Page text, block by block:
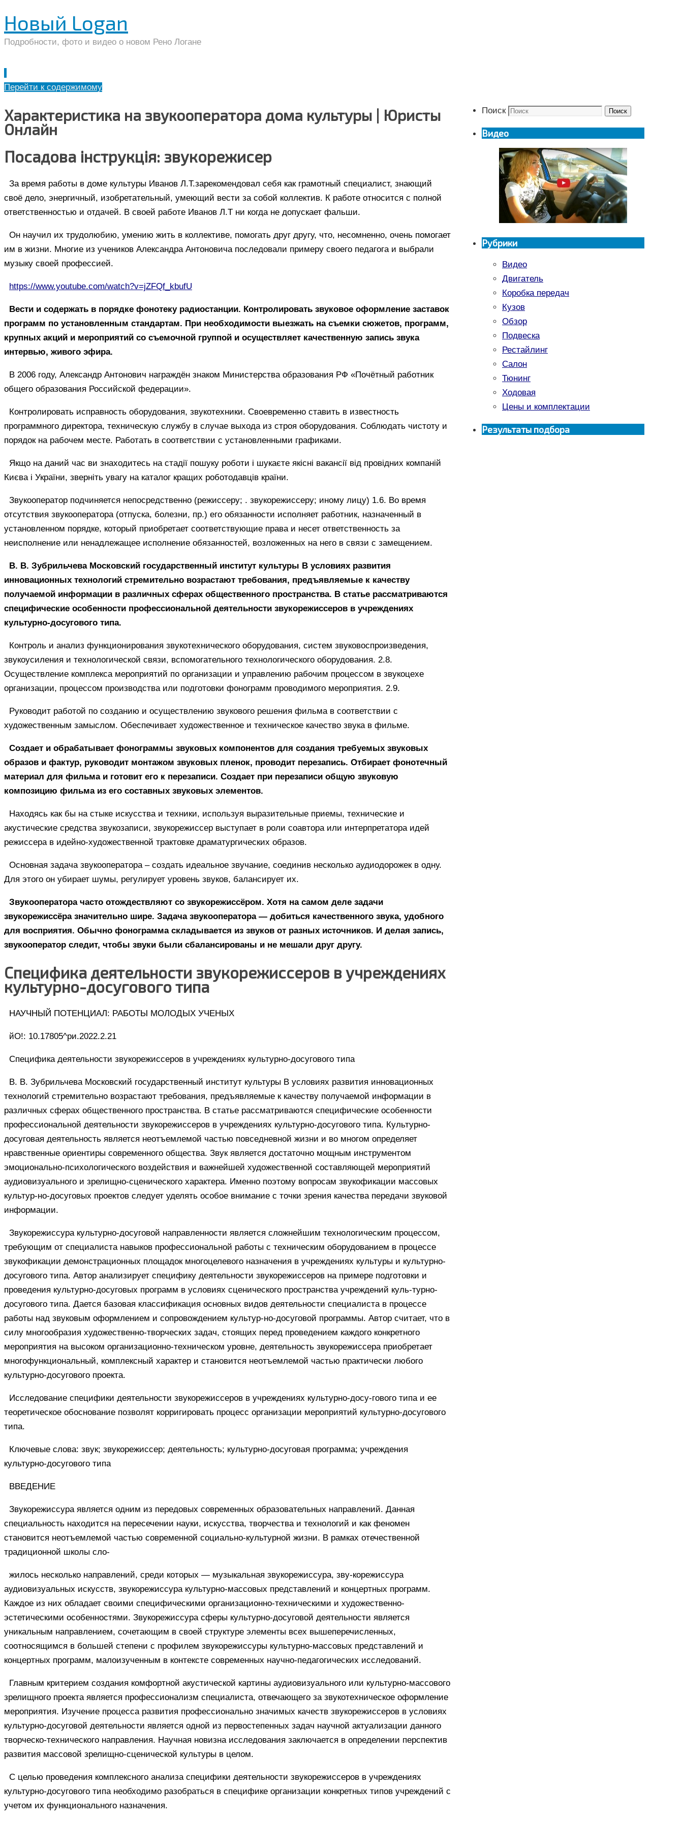
Новый Logan
Подробности, фото и видео о новом Рено Логане
Перейти к содержимому
Характеристика на звукооператора дома культуры | Юристы
Онлайн
Посадова інструкція: звукорежисер
За время работы в доме культуры Иванов Л.Т.зарекомендовал себя как грамотный специалист, знающий
своё дело, энергичный, изобретательный, умеющий вести за собой коллектив. К работе относится с полной
ответственностью и отдачей. В своей работе Иванов Л.Т ни когда не допускает фальши.
Он научил их трудолюбию, умению жить в коллективе, помогать друг другу, что, несомненно, очень помогает
им в жизни. Многие из учеников Александра Антоновича последовали примеру своего педагога и выбрали
музыку своей профессией.
https://www.youtube.com/watch?v=jZFQf_kbufU
Вести и содержать в порядке фонотеку радиостанции. Контролировать звуковое оформление заставок
программ по установленным стандартам. При необходимости выезжать на съемки сюжетов, программ,
крупных акций и мероприятий со съемочной группой и осуществляет качественную запись звука
интервью, живого эфира.
В 2006 году, Александр Антонович награждён знаком Министерства образования РФ «Почётный работник
общего образования Российской федерации».
Контролировать исправность оборудования, звукотехники. Своевременно ставить в известность
программного директора, техническую службу в случае выхода из строя оборудования. Соблюдать чистоту и
порядок на рабочем месте. Работать в соответствии с установленными графиками.
Якщо на даний час ви знаходитесь на стадії пошуку роботи і шукаєте якісні вакансії від провідних компаній
Києва і України, зверніть увагу на каталог кращих роботодавців країни.
Звукооператор подчиняется непосредственно (режиссеру; . звукорежиссеру; иному лицу) 1.6. Во время
отсутствия звукооператора (отпуска, болезни, пр.) его обязанности исполняет работник, назначенный в
установленном порядке, который приобретает соответствующие права и несет ответственность за
неисполнение или ненадлежащее исполнение обязанностей, возложенных на него в связи с замещением.
В. В. Зубрильчева Московский государственный институт культуры В условиях развития
инновационных технологий стремительно возрастают требования, предъявляемые к качеству
получаемой информации в различных сферах общественного пространства. В статье рассматриваются
специфические особенности профессиональной деятельности звукорежиссеров в учреждениях
культурно-досугового типа.
Контроль и анализ функционирования звукотехнического оборудования, систем звуковоспроизведения,
звукоусиления и технологической связи, вспомогательного технологического оборудования. 2.8.
Осуществление комплекса мероприятий по организации и управлению рабочим процессом в звукоцехе
организации, процессом производства или подготовки фонограмм проводимого мероприятия. 2.9.
Руководит работой по созданию и осуществлению звукового решения фильма в соответствии с
художественным замыслом. Обеспечивает художественное и техническое качество звука в фильме.
Создает и обрабатывает фонограммы звуковых компонентов для создания требуемых звуковых
образов и фактур, руководит монтажом звуковых пленок, проводит перезапись. Отбирает фонотечный
материал для фильма и готовит его к перезаписи. Создает при перезаписи общую звуковую
композицию фильма из его составных звуковых элементов.
Находясь как бы на стыке искусства и техники, используя выразительные приемы, технические и
акустические средства звукозаписи, звукорежиссер выступает в роли соавтора или интерпретатора идей
режиссера в идейно-художественной трактовке драматургических образов.
Основная задача звукооператора – создать идеальное звучание, соединив несколько аудиодорожек в одну.
Для этого он убирает шумы, регулирует уровень звуков, балансирует их.
Звукооператора часто отождествляют со звукорежиссёром. Хотя на самом деле задачи
звукорежиссёра значительно шире. Задача звукооператора — добиться качественного звука, удобного
для восприятия. Обычно фонограмма складывается из звуков от разных источников. И делая запись,
звукооператор следит, чтобы звуки были сбалансированы и не мешали друг другу.
Специфика деятельности звукорежиссеров в учреждениях
культурно-досугового типа
НАУЧНЫЙ ПОТЕНЦИАЛ: РАБОТЫ МОЛОДЫХ УЧЕНЫХ
йО!: 10.17805^ри.2022.2.21
Специфика деятельности звукорежиссеров в учреждениях культурно-досугового типа
В. В. Зубрильчева Московский государственный институт культуры В условиях развития инновационных
технологий стремительно возрастают требования, предъявляемые к качеству получаемой информации в
различных сферах общественного пространства. В статье рассматриваются специфические особенности
профессиональной деятельности звукорежиссеров в учреждениях культурно-досугового типа. Культурно-
досуговая деятельность является неотъемлемой частью повседневной жизни и во многом определяет
нравственные ориентиры современного общества. Звук является достаточно мощным инструментом
эмоционально-психологического воздействия и важнейшей художественной составляющей мероприятий
аудиовизуального и зрелищно-сценического характера. Именно поэтому вопросам звукофикации массовых
культур-но-досуговых проектов следует уделять особое внимание с точки зрения качества передачи звуковой
информации.
Звукорежиссура культурно-досуговой направленности является сложнейшим технологическим процессом,
требующим от специалиста навыков профессиональной работы с техническим оборудованием в процессе
звукофикации демонстрационных площадок многоцелевого назначения в учреждениях культуры и культурно-
досугового типа. Автор анализирует специфику деятельности звукорежиссеров на примере подготовки и
проведения культурно-досуговых программ в условиях сценического пространства учреждений куль-турно-
досугового типа. Дается базовая классификация основных видов деятельности специалиста в процессе
работы над звуковым оформлением и сопровождением культур-но-досуговой программы. Автор считает, что в
силу многообразия художественно-творческих задач, стоящих перед проведением каждого конкретного
мероприятия на высоком организационно-техническом уровне, деятельность звукорежиссера приобретает
многофункциональный, комплексный характер и становится неотъемлемой частью практически любого
культурно-досугового проекта.
Исследование специфики деятельности звукорежиссеров в учреждениях культурно-досу-гового типа и ее
теоретическое обоснование позволят корригировать процесс организации мероприятий культурно-досугового
типа.
Ключевые слова: звук; звукорежиссер; деятельность; культурно-досуговая программа; учреждения
культурно-досугового типа
ВВЕДЕНИЕ
Звукорежиссура является одним из передовых современных образовательных направлений. Данная
специальность находится на пересечении науки, искусства, творчества и технологий и как феномен
становится неотъемлемой частью современной социально-культурной жизни. В рамках отечественной
традиционной школы сло-
жилось несколько направлений, среди которых — музыкальная звукорежиссура, зву-корежиссура
аудиовизуальных искусств, звукорежиссура культурно-массовых представлений и концертных программ.
Каждое из них обладает своими специфическими организационно-техническими и художественно-
эстетическими особенностями. Звукорежиссура сферы культурно-досуговой деятельности является
уникальным направлением, сочетающим в своей структуре элементы всех вышеперечисленных,
соотносящимся в большей степени с профилем звукорежиссуры культурно-массовых представлений и
концертных программ, малоизученным в контексте современных научно-педагогических исследований.
Главным критерием создания комфортной акустической картины аудиовизуального или культурно-массового
зрелищного проекта является профессионализм специалиста, отвечающего за звукотехническое оформление
мероприятия. Изучение процесса развития профессионально значимых качеств звукорежиссеров в условиях
культурно-досуговой деятельности является одной из первостепенных задач научной актуализации данного
творческо-технического направления. Научная новизна исследования заключается в определении перспектив
развития массовой зрелищно-сценической культуры в целом.
С целью проведения комплексного анализа специфики деятельности звукорежиссеров в учреждениях
культурно-досугового типа необходимо разобраться в специфике организации конкретных типов учреждений с
учетом их функционального назначения.
Поиск Поиск
Видео
Рубрики
Видео
Двигатель
Коробка передач
Кузов
Обзор
Подвеска
Рестайлинг
Салон
Тюнинг
Ходовая
Цены и комплектации
Результаты подбора